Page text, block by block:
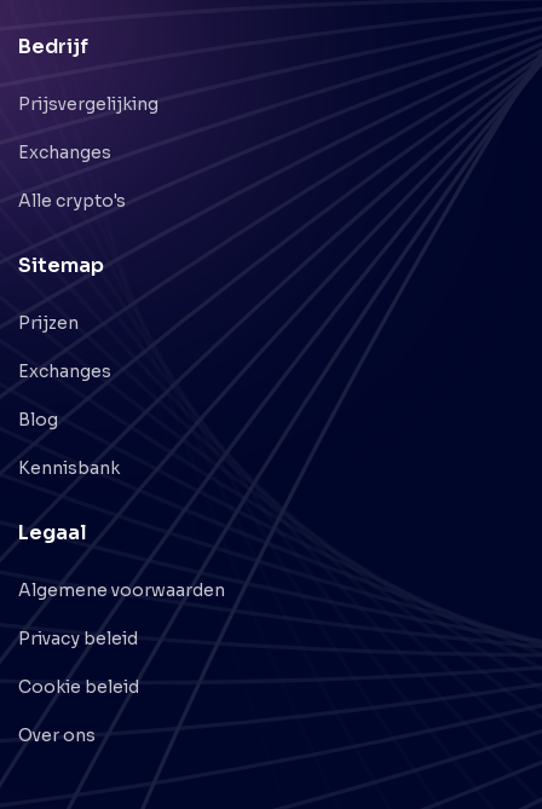
Bedrijf
Prijsvergelijking
Exchanges
Alle crypto's
Sitemap
Prijzen
Exchanges
Blog
Kennisbank
Legaal
Algemene voorwaarden
Privacy beleid
Cookie beleid
Over ons